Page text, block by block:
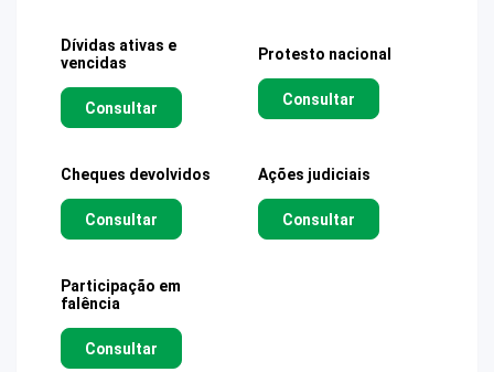
Dívidas ativas e
vencidas
Consultar
Protesto nacional
Consultar
Cheques devolvidos
Consultar
Ações judiciais
Consultar
Participação em
falência
Consultar